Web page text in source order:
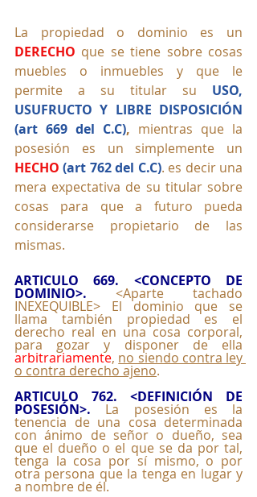
DERECHO que se tiene sobre cosas
muebles o inmuebles y que le
permite a su titular su USO,
USUFRUCTO Y LIBRE DISPOSICIÓN
(art 669 del C.C), mientras que la
HECHO (art 762 del C.C). es decir una
mera expectativa de su titular sobre
cosas para que a futuro pueda
considerarse propietario de las
mismas.
ARTICULO 669. <CONCEPTO DE
DOMINIO>. <Aparte tachado
INEXEQUIBLE> El dominio que se
llama también propiedad es el
derecho real en una cosa corporal,
arbitrariamente, no siendo contra ley
o contra derecho ajeno.
ARTICULO 762. <DEFINICIÓN DE
POSESIÓN>. La posesión es la
tenencia de una cosa determinada
con ánimo de señor o dueño, sea
que el dueño o el que se da por tal,
tenga la cosa por sí mismo, o por
otra persona que la tenga en lugar y
a nombre de él.